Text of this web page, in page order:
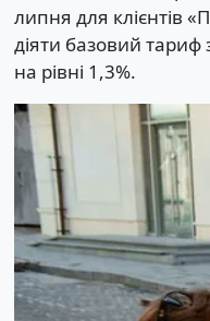
липня для клієнтів
діяти базовий тариф
на рівні 1,3%.